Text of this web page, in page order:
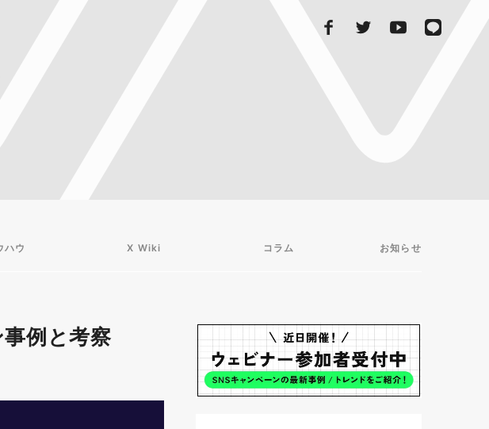
ハウ X Wiki コラム お知らせ
例と考察